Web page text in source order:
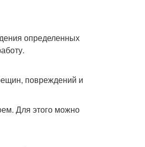
определенных
повреждений и
Для этого можно